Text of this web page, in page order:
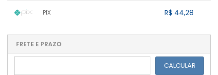
PIX R$ 44,28
...
....
FRETE E PRAZO
CALCULAR